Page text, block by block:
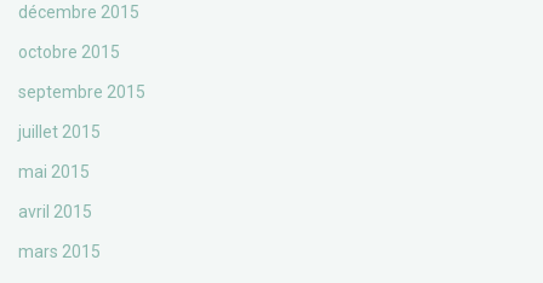
décembre 2015
octobre 2015
septembre 2015
juillet 2015
mai 2015
avril 2015
mars 2015